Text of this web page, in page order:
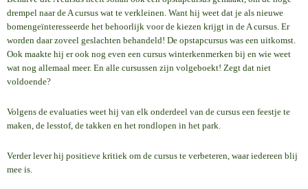
drempel naar de A cursus wat te verkleinen. Want hij weet dat je als nieuwe
bomengeïnteresseerde het behoorlijk voor de kiezen krijgt in de A cursus. Er
worden daar zoveel geslachten behandeld! De opstapcursus was een uitkomst.
Ook maakte hij er ook nog even een cursus winterkenmerken bij en wie weet
wat nog allemaal meer. En alle cursussen zijn volgeboekt! Zegt dat niet
voldoende?
Volgens de evaluaties weet hij van elk onderdeel van de cursus een feestje te
maken, de lesstof, de takken en het rondlopen in het park.
Verder lever hij positieve kritiek om de cursus te verbeteren, waar iedereen blij
mee is.